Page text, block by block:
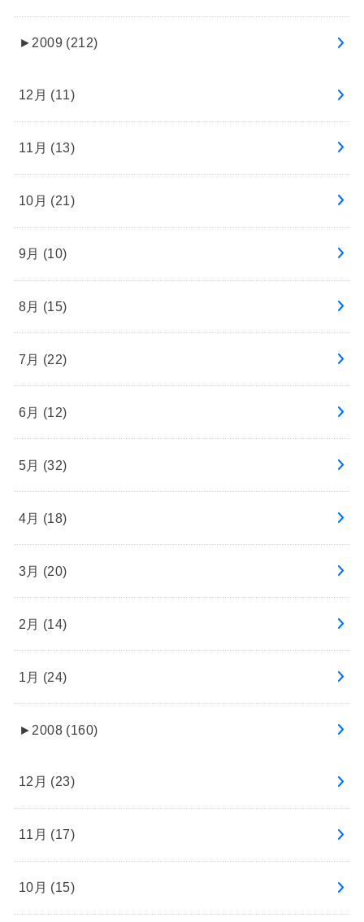
► 2009 (212)
12月 (11)
11月 (13)
10月 (21)
9月 (10)
8月 (15)
7月 (22)
6月 (12)
5月 (32)
4月 (18)
3月 (20)
2月 (14)
1月 (24)
► 2008 (160)
12月 (23)
11月 (17)
10月 (15)